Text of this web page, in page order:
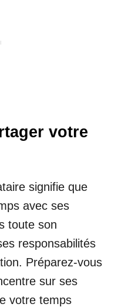
votre
signifie que
avec ses
toute son
responsabilités
Préparez-vous
sur ses
votre temps